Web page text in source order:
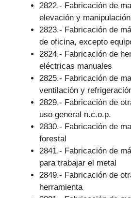
2822.- Fabricación de
elevación y manipulación
2823.- Fabricación de
de oficina, excepto
2824.- Fabricación de
eléctricas manuales
2825.- Fabricación de
ventilación y
2829.- Fabricación de
uso general n.c.o.p.
2830.- Fabricación de
forestal
2841.- Fabricación de
para trabajar el metal
2849.- Fabricación de
herramienta